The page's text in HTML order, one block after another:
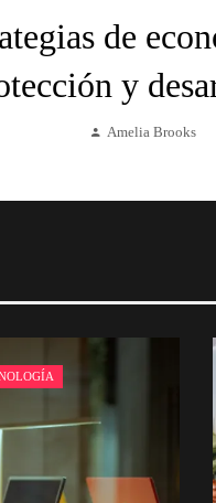
de
y
Amelia Brooks